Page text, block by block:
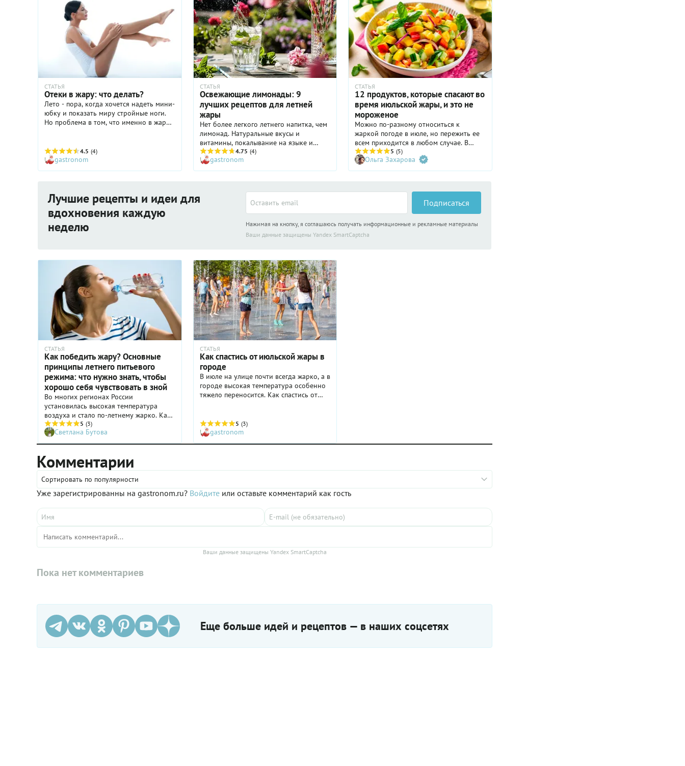
СТАТЬЯ
Отеки в жару: что делать?
Лето - пора, когда хочется надеть мини-
юбку и показать миру стройные ноги.
Но проблема в том, что именно в жару
справиться с этой летней напастью?
4.5 (4)
gastronom
СТАТЬЯ
Освежающие лимонады: 9
лучших рецептов для летней
жары
Нет более легкого летнего напитка, чем
лимонад. Натуральные вкусы и
витамины, покалывание на языке и
прохлада — в жару так приятно
посидеть на траве или веранде с
бокалом чего-нибудь бодрящего. Мы
ресторанные напитки, но в душе
остаются очень домашними. Чтобы
каждый мог приготовить что-то по
вкусу из того, что есть под рукой.
4.75 (4)
gastronom
СТАТЬЯ
12 продуктов, которые спасают во
время июльской жары, и это не
мороженое
Можно по-разному относиться к
жаркой погоде в июле, но пережить ее
всем приходится в любом случае. В
этом помогут доступные и привычные
продукты и, конечно, питьевая вода.
Известно, что в жару главное — не
5 (5)
Ольга Захарова
Лучшие рецепты и идеи для
вдохновения каждую
неделю
Подписаться
Нажимая на кнопку, я соглашаюсь получать информационные и рекламные материалы
Ваши данные защищены Yandex SmartCaptcha
СТАТЬЯ
Как победить жару? Основные
принципы летнего питьевого
режима: что нужно знать, чтобы
хорошо себя чувствовать в зной
Во многих регионах России
установилась высокая температура
воздуха и стало по-летнему жарко. Как
защитить себя от последствий
перегрева? Рассказываем подробности.
5 (3)
Светлана Бутова
СТАТЬЯ
Как спастись от июльской жары в
городе
В июле на улице почти всегда жарко, а в
городе высокая температура особенно
тяжело переносится. Как спастись от
5 (3)
gastronom
Комментарии
Сортировать по популярности
Уже зарегистрированны на gastronom.ru? Войдите или оставьте комментарий как гость
Ваши данные защищены Yandex SmartCaptcha
Пока нет комментариев
Еще больше идей и рецептов — в наших соцсетях